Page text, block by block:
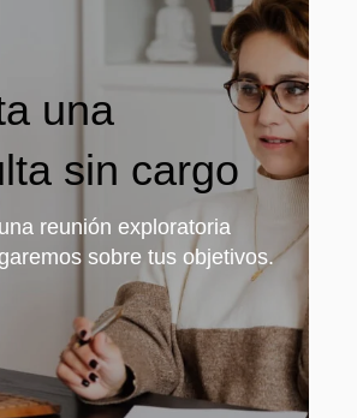
una
sin cargo
reunión exploratoria
sobre tus objetivos.